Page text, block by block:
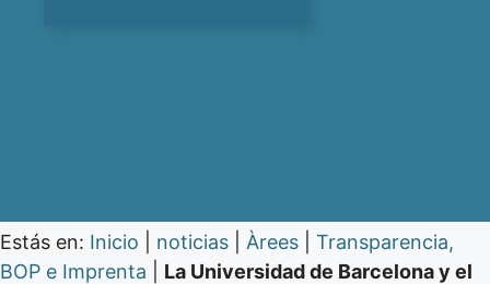
Estás en: Inicio noticias Àrees
Transparencia,
BOP e Imprenta
La Universidad de Barcelona y el